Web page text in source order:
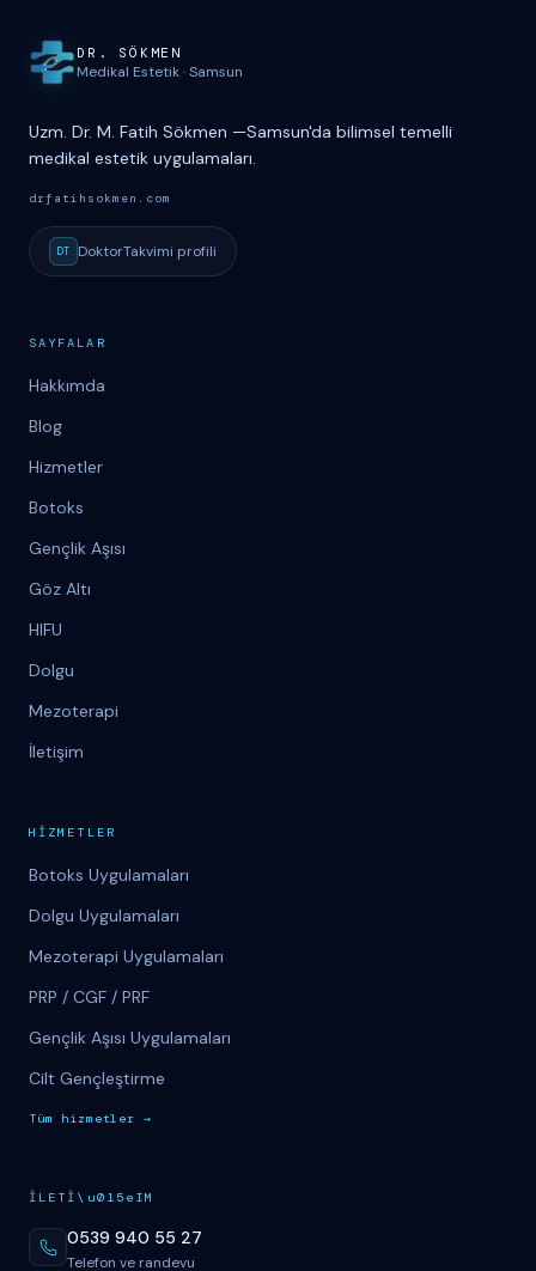
Site haritası ve iletişim
DR. S Ö KMEN
Medikal Estetik·Samsun
Uzm. Dr. M. Fatih Sökmen —Samsun'da bilimsel temelli
medikal estetik uygulamaları.
drfatihsokmen.com
DT DoktorTakvimi profili
SAYFALAR
Hakkımda
Blog
Hizmetler
Botoks
Gençlik Aşısı
Göz Altı
HIFU
Dolgu
Mezoterapi
İletişim
H İ ZMETLER
Botoks Uygulamaları
Dolgu Uygulamaları
Mezoterapi Uygulamaları
PRP / CGF / PRF
Gençlik Aşısı Uygulamaları
Cilt Gençleştirme
Tüm hizmetler →
İ LET İ \u015eIM
0539 940 55 27
Telefon ve randevu